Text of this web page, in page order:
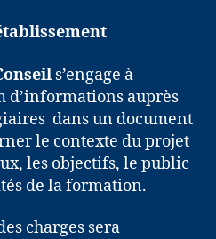
s’engage à
auprès
dans un document
le contexte du projet
les objectifs, le public
de la formation.
charges sera